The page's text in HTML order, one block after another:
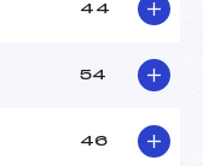
44
54
46